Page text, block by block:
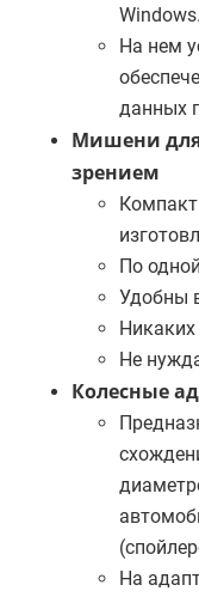
Windows.
На нем
данных
Мишени
зрением
По
Удобны
Не
Колесные
На